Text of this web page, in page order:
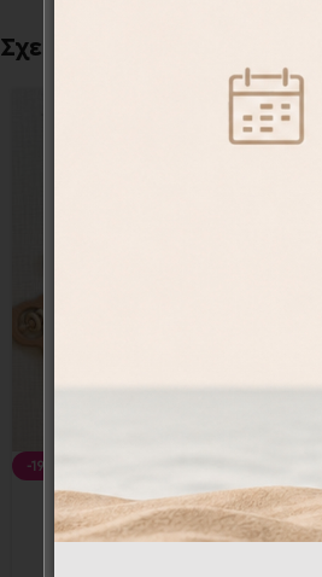
Σχετικά προϊόντα
-19%
Αναμνηστικές κάρτες
Milestones cards